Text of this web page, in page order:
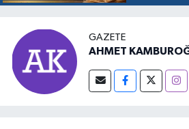
RESMEN
GAZETE
AHMET